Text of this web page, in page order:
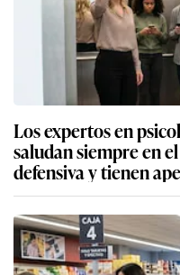
Los expertos en
saludan siempre en
defensiva y tienen